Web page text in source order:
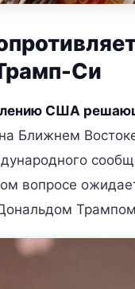
Си
США
Ближнем
вопросе